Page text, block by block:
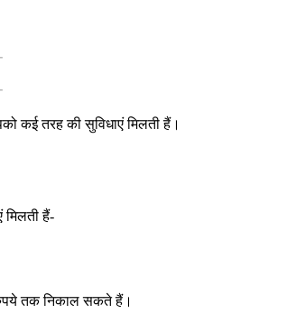
कई तरह की सुविधाएं मिलती हैं।
मिलती हैं-
तक निकाल सकते हैं।